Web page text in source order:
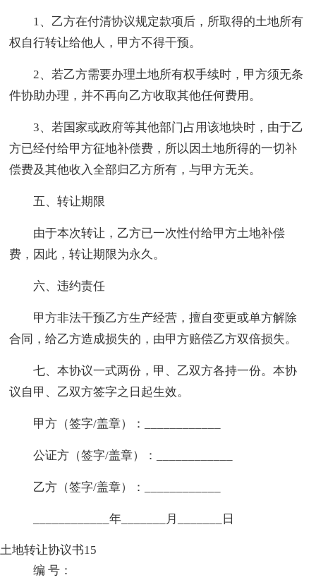
1、乙方在付清协议规定款项后，所取得的土地所有
权自行转让给他人，甲方不得干预。
2、若乙方需要办理土地所有权手续时，甲方须无条
件协助办理，并不再向乙方收取其他任何费用。
3、若国家或政府等其他部门占用该地块时，由于乙
方已经付给甲方征地补偿费，所以因土地所得的一切补
偿费及其他收入全部归乙方所有，与甲方无关。
五、转让期限
由于本次转让，乙方已一次性付给甲方土地补偿
费，因此，转让期限为永久。
六、违约责任
甲方非法干预乙方生产经营，擅自变更或单方解除
合同，给乙方造成损失的，由甲方赔偿乙方双倍损失。
七、本协议一式两份，甲、乙双方各持一份。本协
议自甲、乙双方签字之日起生效。
甲方（签字/盖章）：____________
公证方（签字/盖章）：____________
乙方（签字/盖章）：____________
____________年_______月_______日
土地转让协议书15
编 号：